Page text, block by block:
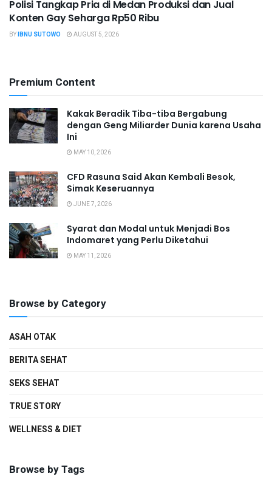
Polisi Tangkap Pria di Medan Produksi dan Jual
Konten Gay Seharga Rp50 Ribu
BYIBNU SUTOWO AUGUST 5, 2026
Premium Content
Kakak Beradik Tiba-tiba Bergabung
dengan Geng Miliarder Dunia karena Usaha
Ini
MAY 10, 2026
CFD Rasuna Said Akan Kembali Besok,
Simak Keseruannya
JUNE 7, 2026
Syarat dan Modal untuk Menjadi Bos
Indomaret yang Perlu Diketahui
MAY 11, 2026
Browse by Category
ASAH OTAK
BERITA SEHAT
SEKS SEHAT
TRUE STORY
WELLNESS & DIET
Browse by Tags